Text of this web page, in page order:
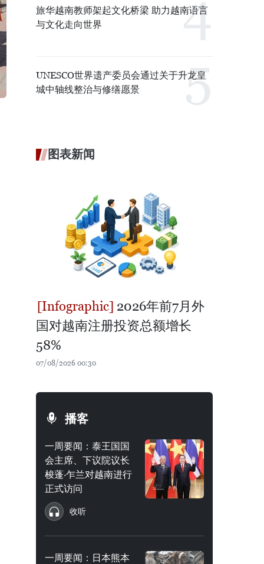
旅华越南教师架起文化桥梁 助力越南语言
与文化走向世界
UNESCO世界遗产委员会通过关于升龙皇
城中轴线整治与修缮愿景
图表新闻
2026年前7月外
国对越南注册投资总额增长
58%
07/08/2026 00:30
播客
一周要闻：泰王国国
会主席、下议院议长
梭蓬·乍兰对越南进行
正式访问
收听
一周要闻：日本熊本